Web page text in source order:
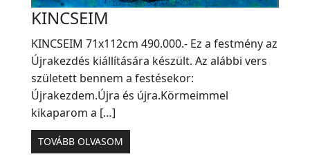
KINCSEIM
KINCSEIM 71x112cm 490.000.- Ez a festmény az
Újrakezdés kiállítására készült. Az alábbi vers
született bennem a festésekor:
Újrakezdem.Újra és újra.Körmeimmel
kikaparom a […]
TOVÁBB OLVASOM